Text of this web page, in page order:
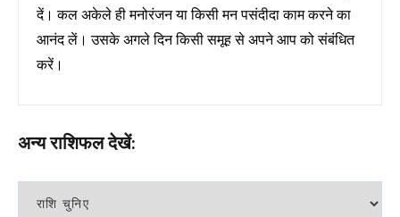
दें। कल अकेले ही मनोरंजन या किसी मन पसंदीदा काम करने का
आनंद लें। उसके अगले दिन किसी समूह से अपने आप को संबंधित
करें।
अन्य राशिफल देखें: